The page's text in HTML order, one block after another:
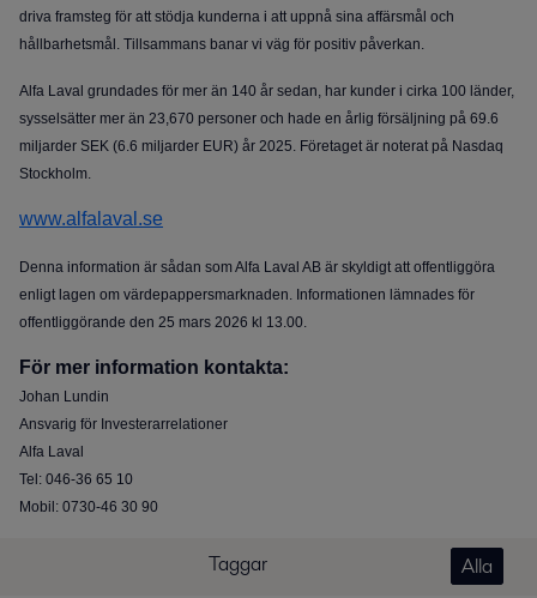
driva framsteg för att stödja kunderna i att uppnå sina affärsmål och
hållbarhetsmål. Tillsammans banar vi väg för positiv påverkan.
Alfa Laval grundades för mer än 140 år sedan, har kunder i cirka 100 länder,
sysselsätter mer än 23,670 personer och hade en årlig försäljning på 69.6
miljarder SEK (6.6 miljarder EUR) år 2025. Företaget är noterat på Nasdaq
Stockholm.
www.alfalaval.se
Denna information är sådan som Alfa Laval AB är skyldigt att offentliggöra
enligt lagen om värdepappersmarknaden. Informationen lämnades för
offentliggörande den 25 mars 2026 kl 13.00.
För mer information kontakta:
Johan Lundin
Ansvarig för Investerarrelationer
Alfa Laval
Tel: 046-36 65 10
Mobil: 0730-46 30 90
Taggar Alla